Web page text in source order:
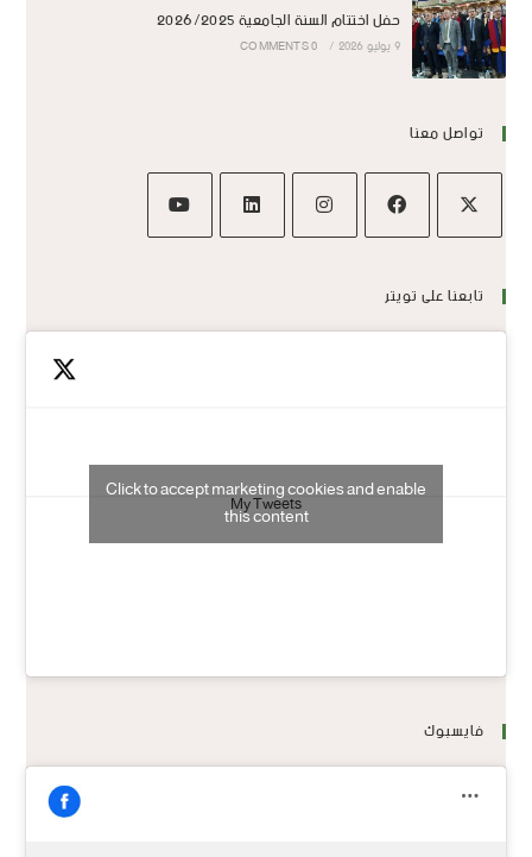
حفل اختتام السنة الجامعية 2026/2025
9 يوليو 2026 /
0 COMMENTS
تواصل معنا
تابعنا على تويتر
My Tweets
Click to accept marketing cookies and enable
this content
فايسبوك